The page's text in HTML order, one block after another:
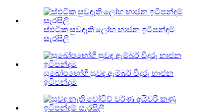
ස්ඵටික සුවඳැති ලෝහ භාජන ඉටිපන්දම්
සැරසිලි
සුඛෝපභෝගී සුවඳ ඇම්බර් වීදුරු භාජන
ඉටිපන්දම